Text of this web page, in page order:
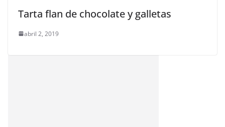
Tarta flan de chocolate y galletas
abril 2, 2019